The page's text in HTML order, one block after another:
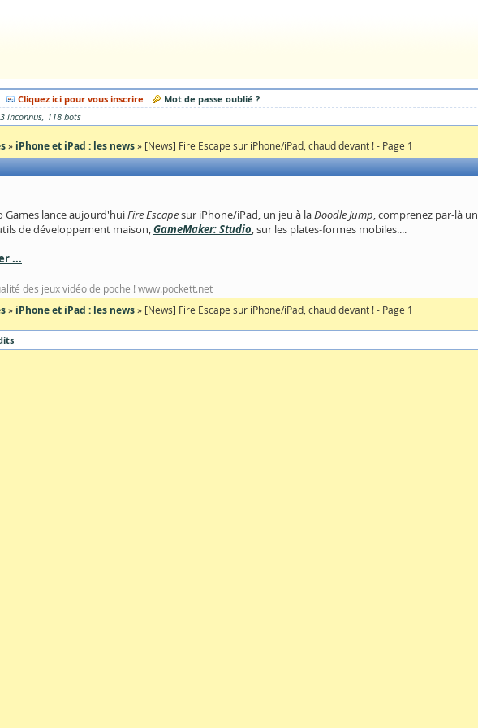
Cliquez ici pour vous inscrire
Mot de passe oublié ?
inconnus 118 bots
iPhone et iPad : les news [News] Fire Escape sur iPhone/iPad, chaud devant ! - Page 1
Games lance aujourd'huiFire Escapesur iPhone/iPad, un jeu à laDoodle Jump, comprenez par-là un
de développement maison,GameMaker: Studio, sur les plates-formes mobiles....
...
des jeux vidéo de poche ! www.pockett.net
iPhone et iPad : les news [News] Fire Escape sur iPhone/iPad, chaud devant ! - Page 1